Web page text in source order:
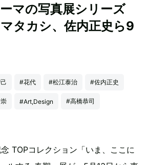
ーマの写真展シリーズ
タカシ、佐内正史ら9
#花代 #松江泰治 #佐内正史
#Art,Design #高橋恭司
TOPコレクション「いま、ここに